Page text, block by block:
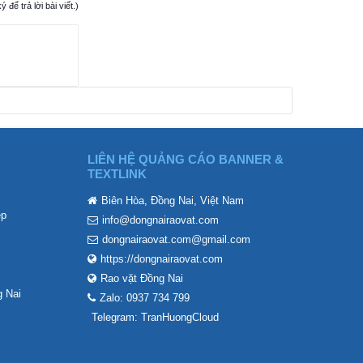
để trả lời bài viết.)
Nai
LIÊN HỆ QUẢNG CÁO BANNER &
TEXTLINK
Biên Hòa, Đồng Nai, Việt Nam
info@dongnairaovat.com
dongnairaovat.com@gmail.com
https://dongnairaovat.com
Rao vặt Đồng Nai
Zalo: 0937 734 799
Telegram: TranHuongCloud